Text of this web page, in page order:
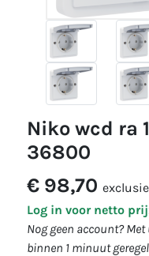
niko wcd ra 1-v hydro 55+ 700-
36800
€ 98,70
Log in voor netto
Nog geen account?
binnen 1 minuut